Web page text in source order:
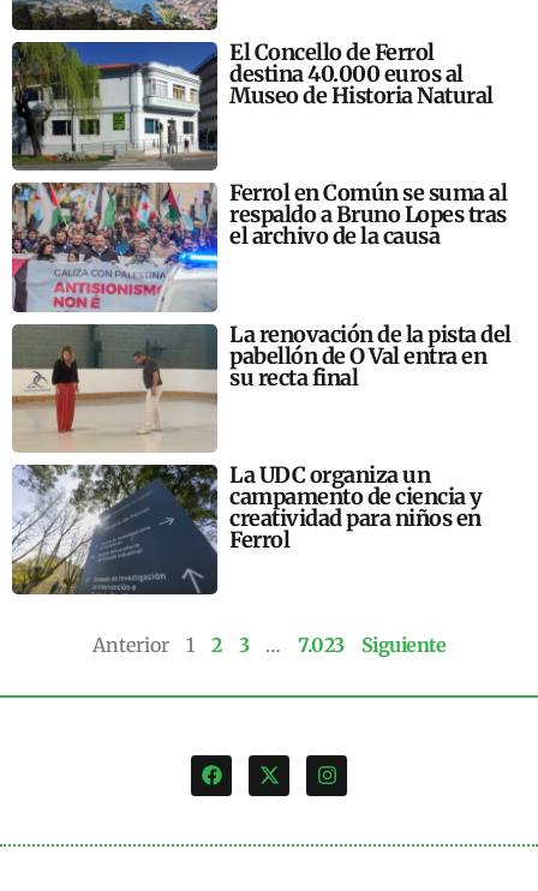
El Concello de Ferrol
destina 40.000 euros al
Museo de Historia Natural
Ferrol en Común se suma al
respaldo a Bruno Lopes tras
el archivo de la causa
La renovación de la pista del
pabellón de O Val entra en
su recta final
La UDC organiza un
campamento de ciencia y
creatividad para niños en
Ferrol
Anterior 1 2 3 … 7.023 Siguiente